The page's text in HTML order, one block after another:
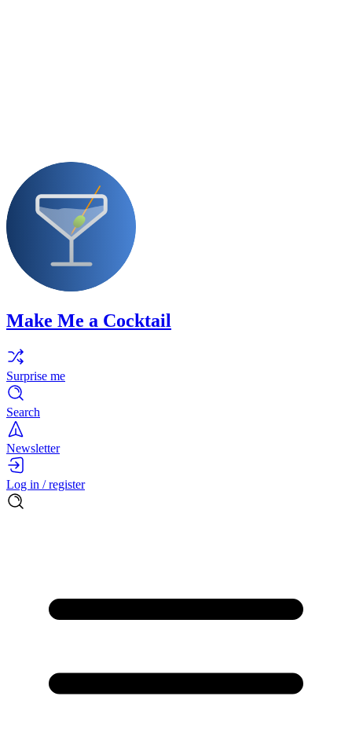
Make Me a Cocktail
Surprise me
Search
Newsletter
Log in / register